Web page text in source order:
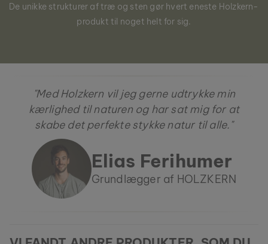
De unikke strukturer af træ og sten gør hvert eneste Holzkern-
produkt til noget helt for sig.
"Med Holzkern vil jeg gerne udtrykke min
kærlighed til naturen og har sat mig for at
skabe det perfekte stykke natur til alle."
Elias Ferihumer
Grundlægger af HOLZKERN